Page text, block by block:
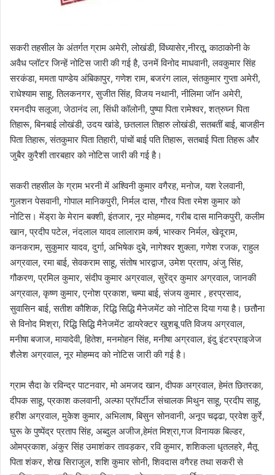
सकरी तहसील के अंतर्गत ग्राम अमेरी, लोखंडी, विंध्यासेर,नीरतू, काठाकोनी के
अवैध प्लॉटर जिन्हें नोटिस जारी की गई है, उनमें विनोद माधवानी, लवकुमार सिंह
सरकंडा, ममता पाण्डेय अंबिकापुर, गणेश राम, बजरंग लाल, संतकुमार गुप्ता अमेरी,
राधेश्याम साहू, तिलकनगर, सुजीत सिंह, विजय नथानी, नीलिमा जॉन अमेरी,
रमनदीप सलूजा, जेठानंद ला, सिंधी कॉलोनी, पुष्पा पिता रामेश्वर, शत्रुघ्न पिता
तिहारू, बिनबाई लोखंडी, उदय खांडे, छतलाल तिहारु लोखंडी, सतबतीं बाई, बाजहीन
पिता तिहारू, संतकुमार पिता तिहारी, पांचों बाई पति तिहारू, सतबाई पिता तिहरू और
जुबैर कुरैशी तारबहार को नोटिस जारी की गई है।
सकरी तहसील के ग्राम भरनी में अश्विनी कुमार वगैरह, मनोज, यश रेलवानी,
गुलशन पेसवानी, गोपाल मानिकपुरी, निर्मल दास, गौरव पिता रमेश कुमार को
नोटिस। मेंड्रा के मेरान बक्शी, इंतजार, नूर मोहम्मद, गरीब दास मानिकपुरी, कलीम
खान, प्रदीप पटेल, नंदलाल यादव लालाराम कर्ष, भास्कर निर्मल, खेदूराम,
कनकराम, सुकुमार यादव, दुर्गा, अभिषेक दुबे, नागेश्वर शुक्ला, गणेश रजक, राहुल
अग्रवाल, रमा बाई, सेवकराम साहू, संतोष भारद्वाज, उमेश प्रताप, अंजु सिंह,
गौकरण, प्रमिल कुमार, संदीप कुमार अग्रवाल, सुरेंद्र कुमार अग्रवाल, जानकी
अग्रवाल, कृष्ण कुमार, एनोश प्रकाश, चम्पा बाई, संजय कुमार , हरप्रसाद,
सुवासिन बाई, सतीश कौशिक, रिद्धि सिद्धि मैनेजमेंट को नोटिस दिया गया है। छतौना
से विनोद मिश्रा, रिद्धि सिद्धि मैनेजमेंट डायरेक्टर खुशबू पति विजय अग्रवाल,
मनीषा बजाज, मायादेवी, हितेश, मनमोहन सिंह, मनीषा अग्रवाल, इंदु इंटरप्राइजेज
शैलेश अग्रवाल, नूर मोहम्मद को नोटिस जारी की गई है।
ग्राम सैदा के रविन्द्र पाटनवार, मो अमजद खान, दीपक अग्रवाल, हेमंत छितरका,
दीपक साहू, प्रकाश कलवानी, अल्फा प्रॉपर्टीज संचालक मिथुन साहू, प्रदीप साहू,
हरीश अग्रवाल, मुकेश कुमार, अभिलाष, बिसुन सोनवानी, अनूप चढ्ढा, प्रवेश कुर्रे,
घुरू के पुष्पेंद्र प्रताप सिंह, अब्दुल अजीज,हेमंत मिश्रा,गज विनायक बिल्डर,
ओमप्रकाश, अंकुर सिंह उमाशंकर तावड़कर, रवि कुमार, शशिकला धृतलहरे, मैतू
पिता शंकर, शेख सिराजुल, शशि कुमार सोनी, शिवदास वगैरह तथा सकरी से